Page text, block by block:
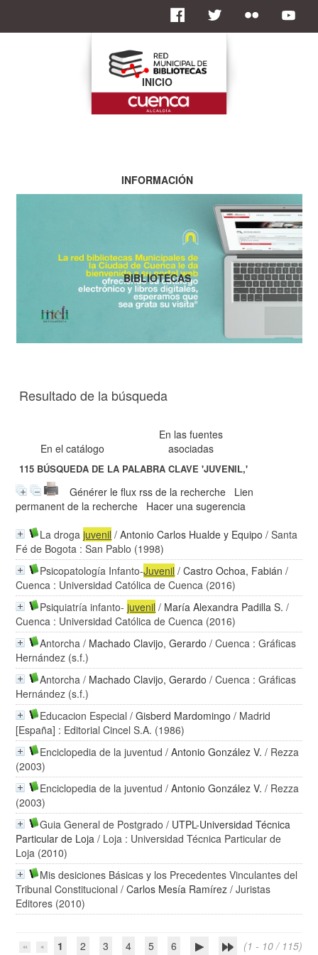
Resultado de la búsqueda
En el catálogo
En las fuentes
asociadas
115 BÚSQUEDA DE LA PALABRA CLAVE'JUVENIL,'
Générer le flux rss de la recherche
Lien
permanent de la recherche
Hacer una sugerencia
La drogajuvenil /Antonio Carlos Hualde y Equipo / Santa
Fé de Bogota : San Pablo (1998)
Psicopatología Infanto-Juvenil /Castro Ochoa, Fabián /
Cuenca : Universidad Católica de Cuenca (2016)
Psiquiatría infanto-juvenil / María Alexandra Padilla S. /
Cuenca : Universidad Católica de Cuenca (2016)
Antorcha / Machado Clavijo, Gerardo / Cuenca : Gráficas
Hernández (s.f.)
Antorcha / Machado Clavijo, Gerardo / Cuenca : Gráficas
Hernández (s.f.)
Educacion Especial /Gisberd Mardomingo / Madrid
[España] : Editorial Cincel S.A. (1986)
Enciclopedia de la juventud /Antonio González V. / Rezza
(2003)
Enciclopedia de la juventud /Antonio González V. / Rezza
(2003)
Guia General de Postgrado / UTPL-Universidad Técnica
Particular de Loja / Loja : Universidad Técnica Particular de
Loja (2010)
Mis desiciones Básicas y los Precedentes Vinculantes del
Tribunal Constitucional /Carlos Mesía Ramírez / Juristas
Editores (2010)
1 2 3 4 5 6 (1 - 10 / 115)
INICIO
INFORMACIÓN
BIBLIOTECAS